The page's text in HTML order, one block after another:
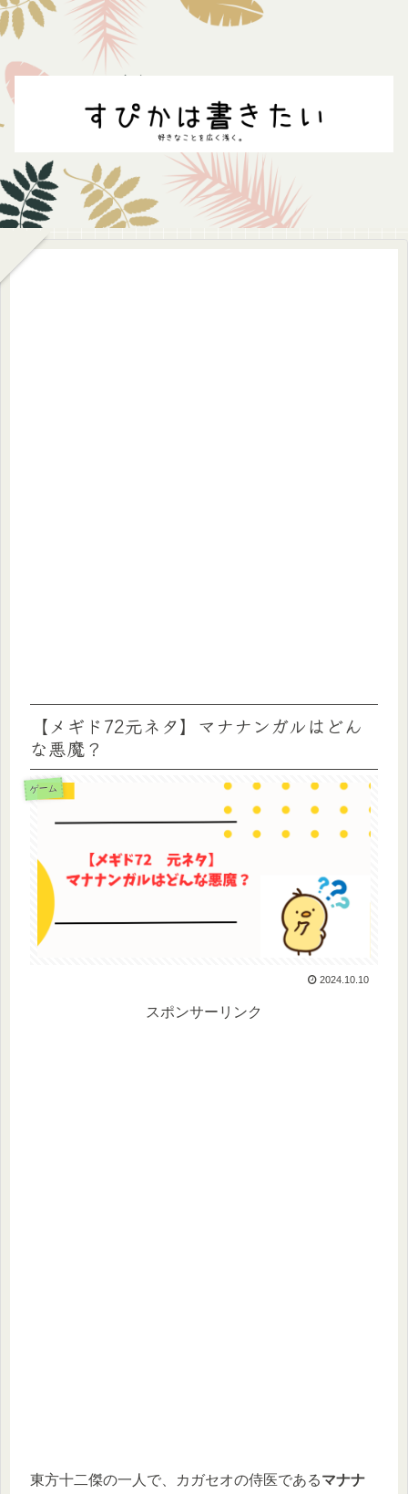
【メギド72元ネタ】マナナンガルはどん
な悪魔？
ゲーム
2024.10.10
スポンサーリンク
東方十二傑の一人で、カガセオの侍医であるマナナ